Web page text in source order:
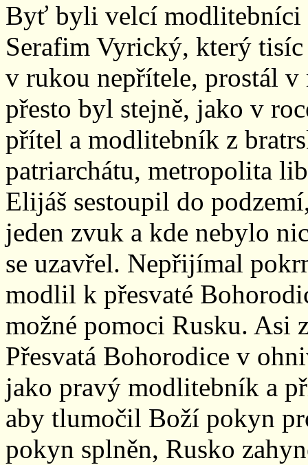
Byť byli velcí modlitebníci
Serafim Vyrický, který
v rukou nepřítele, prostál v
přesto byl stejně, jako v
přítel a modlitebník z
patriarchátu, metropolita
Elijáš sestoupil do
jeden zvuk a kde nebylo
se uzavřel. Nepřijímal
modlil k přesvaté
možné pomoci Rusku. Asi
Přesvatá Bohorodice v
jako pravý modlitebník a
aby tlumočil Boží pokyn
pokyn splněn, Rusko